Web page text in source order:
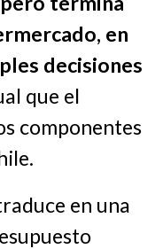
en
decisiones
que el
componentes
en una